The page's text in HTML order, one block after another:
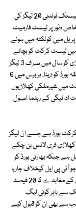
تفصیلات کے مطابق آئی سی سی تیزی سے پیر پھیلاتی ڈومیسٹک ٹوئنٹی 20 لیگز کی
خاص طور پر ٹیسٹ فارمیٹ
میں کولکتہ میں ہونے
ٹیسٹ کرکٹ کو بچانے
کیلیے مختصر ترین فارمیٹ کو محدود کرنا، ہر انڈر 32 کھلاڑی کو سال میں صرف 3 لیگز
تک محدود کرنا، کھلاڑیوں کے معاوضوں کا 20 فیصد متعلقہ بورڈ کو دینا، ہر برس میں 6
میں غیرملکی کھلاڑیوں
ادائیگی کے رہنما اصول
بورڈ ہے جسے ان لیگز
فری لانس بن چکے
ہے جبکہ بھارتی بورڈ کو
آئی پی ایل کیخلاف جارہا
ہو کیونکہ وہ پہلے ہی لیگ میں شامل غیرملکی کھلاڑیوں کے معاہدے کا 20 فیصد
سے باہر کوئی لیگ
سے بھی ان کو قبول کیے